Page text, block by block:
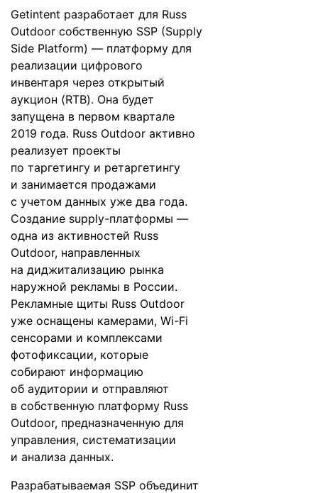
Getintent разработает для Russ
Outdoor собственную SSP (Supply
Side Platform) — платформу для
реализации цифрового
инвентаря через открытый
аукцион (RTB). Она будет
запущена в первом квартале
2019 года. Russ Outdoor активно
реализует проекты
по таргетингу и ретаргетингу
и занимается продажами
с учетом данных уже два года.
Создание supply-платформы —
одна из активностей Russ
Outdoor, направленных
на диджитализацию рынка
наружной рекламы в России.
Рекламные щиты Russ Outdoor
уже оснащены камерами, Wi-Fi
сенсорами и комплексами
фотофиксации, которые
собирают информацию
об аудитории и отправляют
в собственную платформу Russ
Outdoor, предназначенную для
управления, систематизации
и анализа данных.
Разрабатываемая SSP объединит